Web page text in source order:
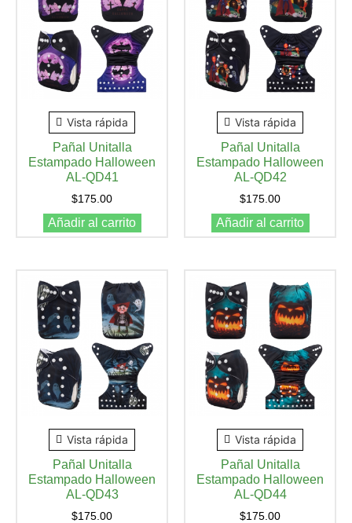
Vista rápida
Pañal Unitalla
Estampado Halloween
AL-QD41
$175.00
Añadir al carrito
Vista rápida
Pañal Unitalla
Estampado Halloween
AL-QD42
$175.00
Añadir al carrito
Vista rápida
Pañal Unitalla
Estampado Halloween
AL-QD43
$175.00
Vista rápida
Pañal Unitalla
Estampado Halloween
AL-QD44
$175.00